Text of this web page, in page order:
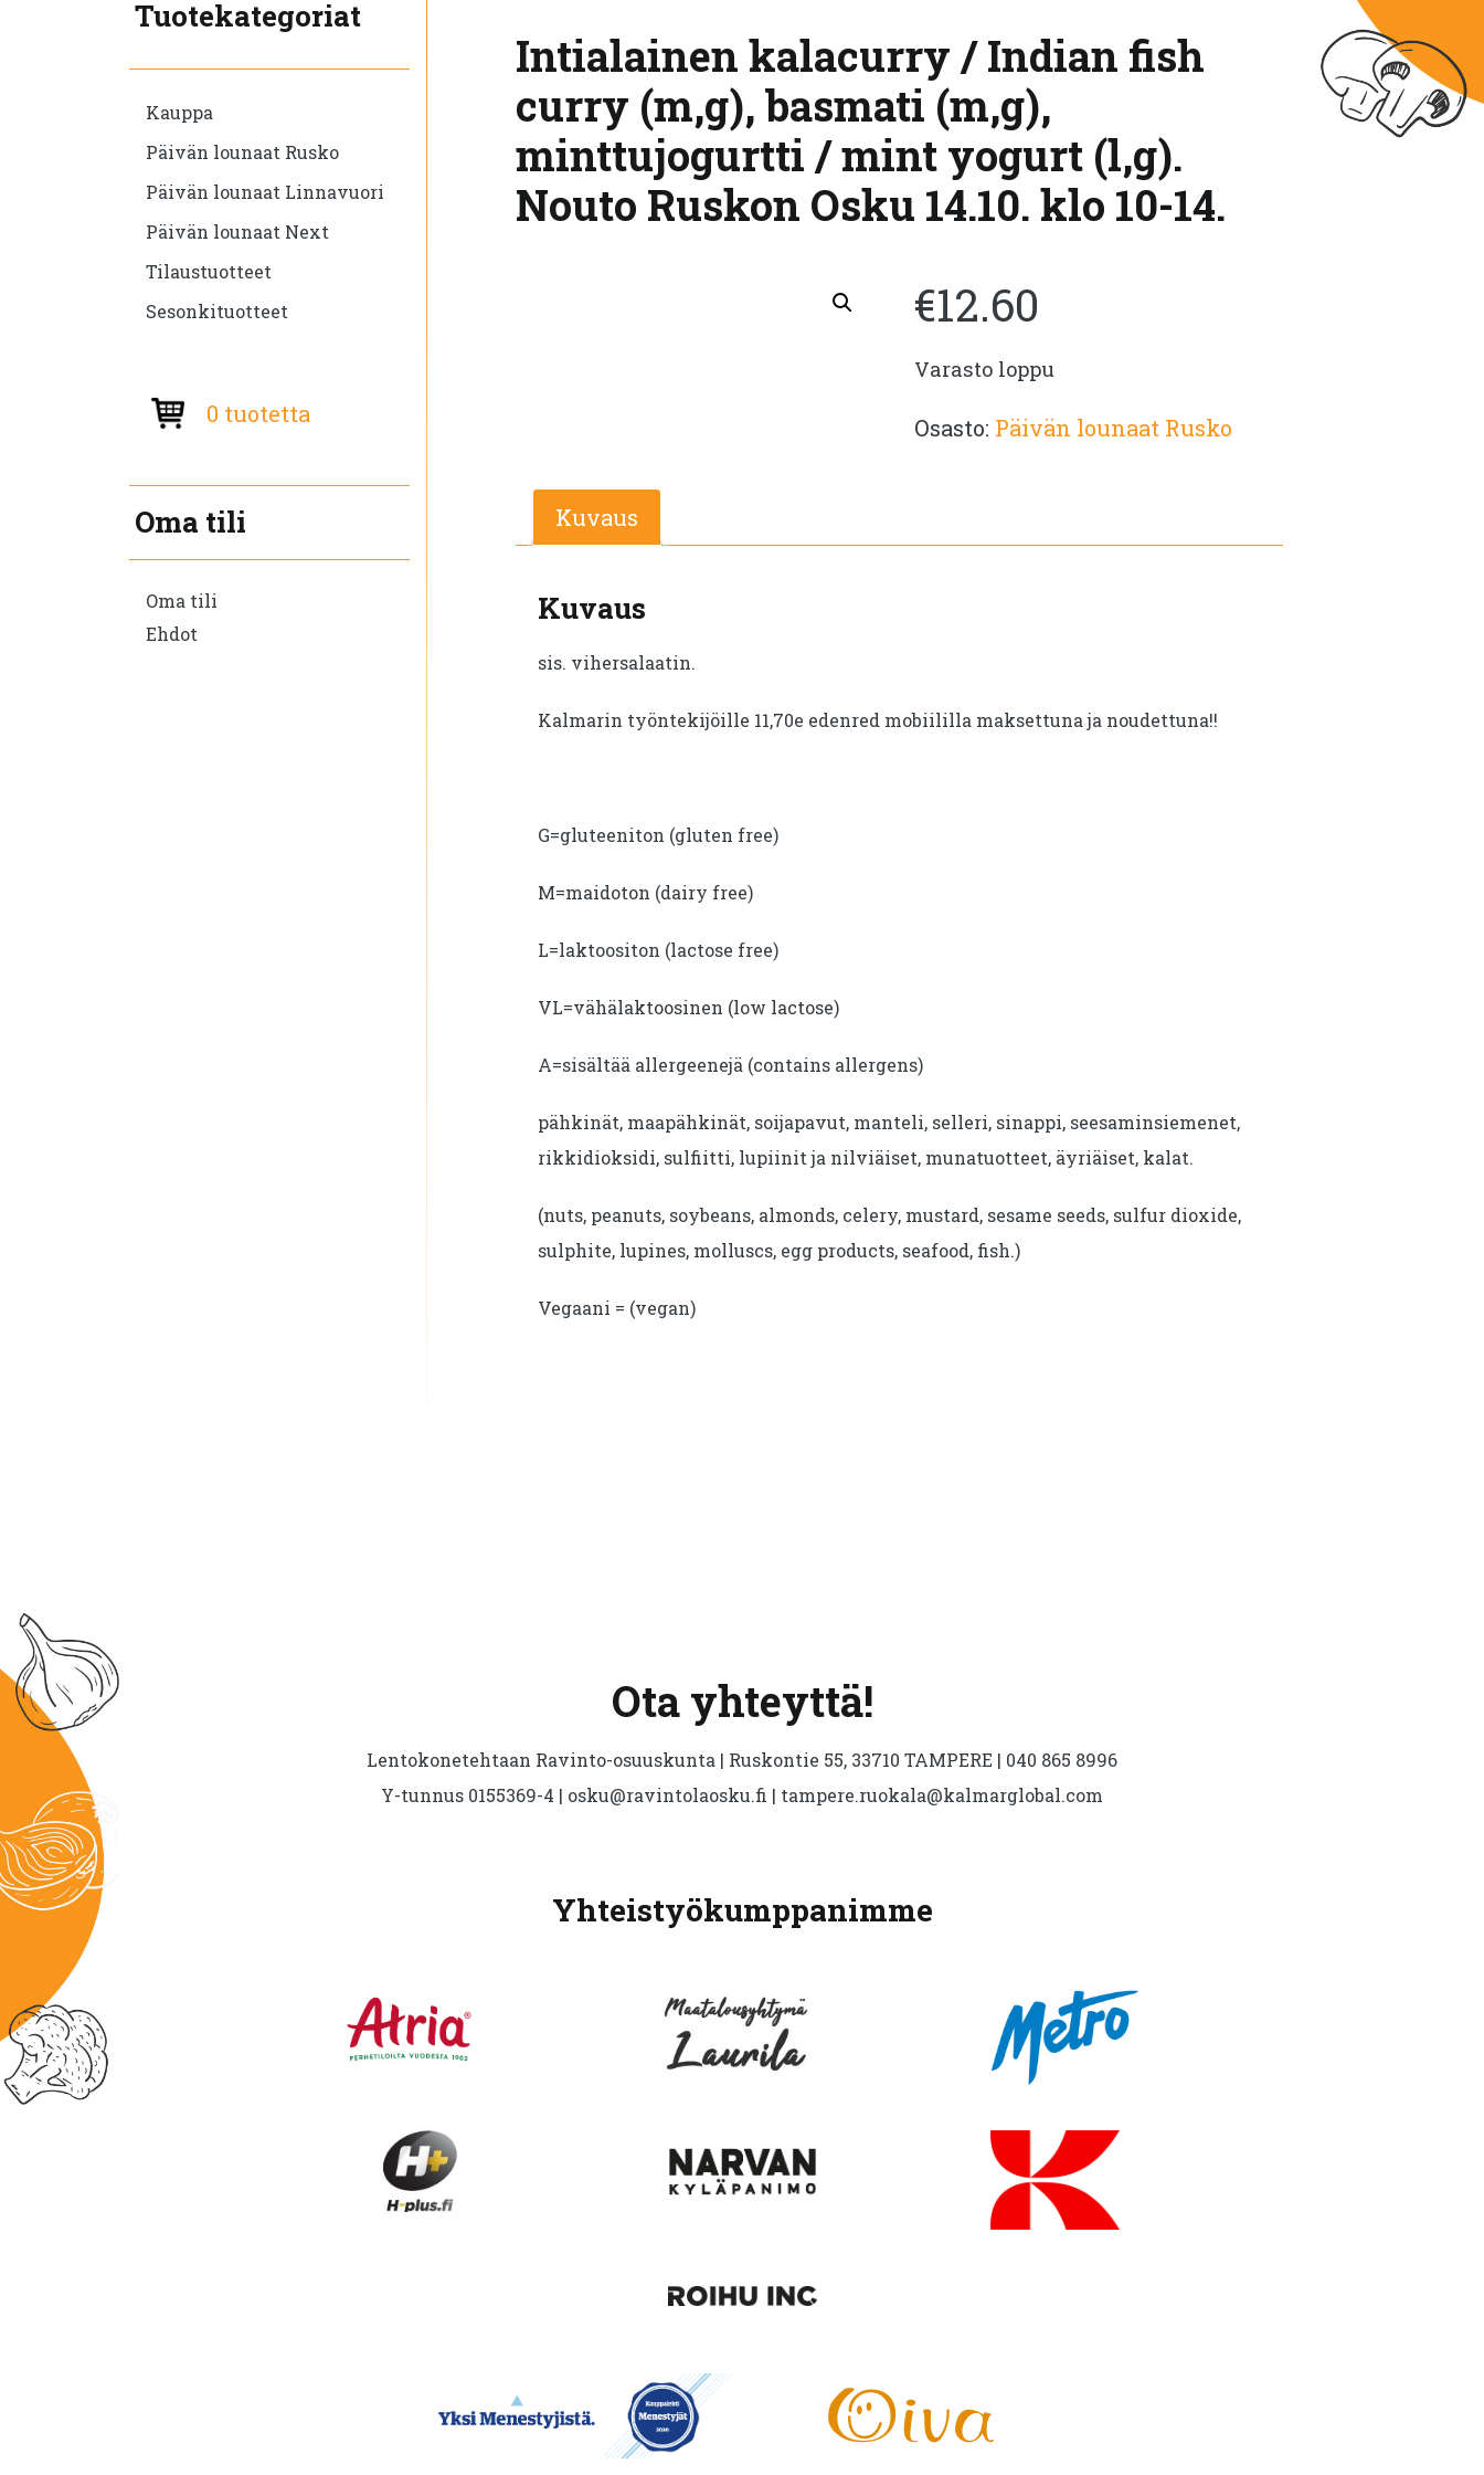
Tuotekategoriat
Kauppa
Päivän lounaat Rusko
Päivän lounaat Linnavuori
Päivän lounaat Next
Tilaustuotteet
Sesonkituotteet
0 tuotetta
Oma tili
Oma tili
Ehdot
Intialainen kalacurry / Indian fish
curry (m,g), basmati (m,g),
minttujogurtti / mint yogurt (l,g).
Nouto Ruskon Osku 14.10. klo 10-14.
€12.60
Varasto loppu
Osasto: Päivän lounaat Rusko
Kuvaus
Kuvaus
sis. vihersalaatin.
Kalmarin työntekijöille 11,70e edenred mobiililla maksettuna ja noudettuna!!
G=gluteeniton (gluten free)
M=maidoton (dairy free)
L=laktoositon (lactose free)
VL=vähälaktoosinen (low lactose)
A=sisältää allergeenejä (contains allergens)
pähkinät, maapähkinät, soijapavut, manteli, selleri, sinappi, seesaminsiemenet,
rikkidioksidi, sulfiitti, lupiinit ja nilviäiset, munatuotteet, äyriäiset, kalat.
(nuts, peanuts, soybeans, almonds, celery, mustard, sesame seeds, sulfur dioxide,
sulphite, lupines, molluscs, egg products, seafood, fish.)
Vegaani = (vegan)
Ota yhteyttä!
Lentokonetehtaan Ravinto-osuuskunta | Ruskontie 55, 33710 TAMPERE | 040 865 8996
Y-tunnus 0155369-4 | osku@ravintolaosku.fi | tampere.ruokala@kalmarglobal.com
Yhteistyökumppanimme